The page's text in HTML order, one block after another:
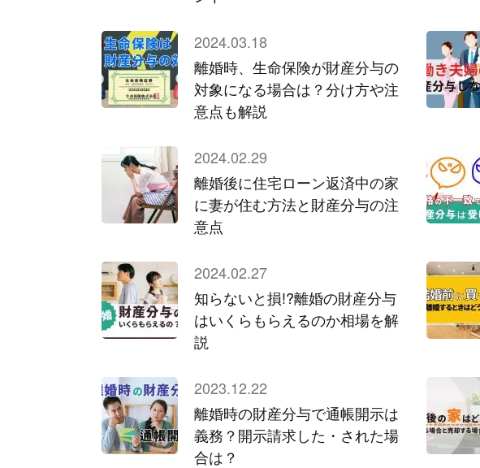
2024.03.18
離婚時、生命保険が財産分与の
対象になる場合は？分け方や注
意点も解説
2024.02.29
離婚後に住宅ローン返済中の家
に妻が住む方法と財産分与の注
意点
2024.02.27
知らないと損!?離婚の財産分与
はいくらもらえるのか相場を解
説
2023.12.22
離婚時の財産分与で通帳開示は
義務？開示請求した・された場
合は？